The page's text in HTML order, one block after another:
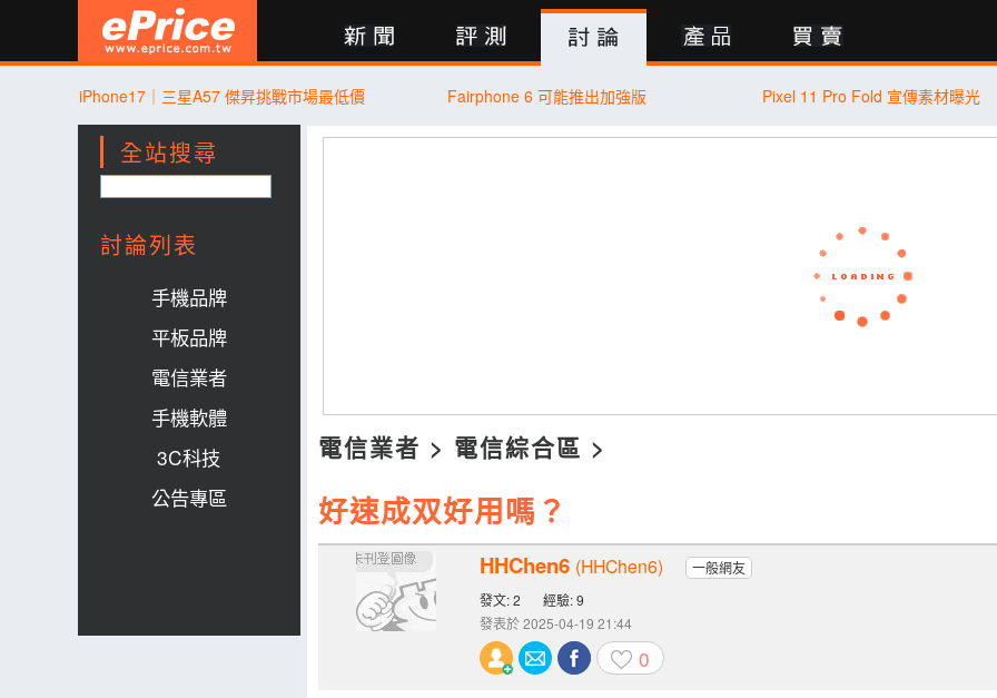
評測 討論 產品 買賣 登入 行動版
iPhone17｜三星A57 傑昇挑戰市場最低價 Fairphone 6 可能推出加強版 Pixel 11 Pro Fold 宣傳素材曝光
全站搜尋
討論列表
手機品牌
平板品牌
電信業者
手機軟體
3C科技
公告專區
電信業者 > 電信綜合區 >
好速成双好用嗎？
HHChen6 (HHChen6)
一般網友
發文: 2
經驗: 9
發表於 2025-04-19 21:44
0